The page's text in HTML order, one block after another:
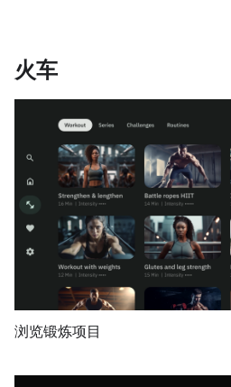
火车
浏览锻炼项目